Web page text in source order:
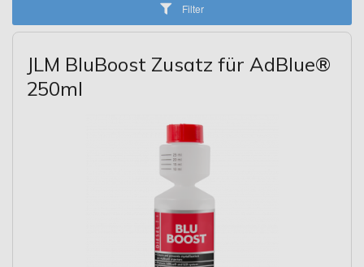
Filter
JLM BluBoost Zusatz für AdBlue®
250ml